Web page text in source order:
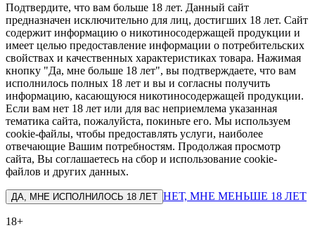
Подтвердите, что вам больше 18 лет. Данный сайт
предназначен исключительно для лиц, достигших 18 лет. Сайт
содержит информацию о никотиносодержащей продукции и
имеет целью предоставление информации о потребительских
свойствах и качественных характеристиках товара. Нажимая
кнопку "Да, мне больше 18 лет", вы подтверждаете, что вам
исполнилось полных 18 лет и вы и согласны получить
информацию, касающуюся никотиносодержащей продукции.
Если вам нет 18 лет или для вас неприемлема указанная
тематика сайта, пожалуйста, покиньте его. Мы используем
cookie-файлы, чтобы предоставлять услуги, наиболее
отвечающие Вашим потребностям. Продолжая просмотр
сайта, Вы соглашаетесь на сбор и использование cookie-
файлов и других данных.
ДА, МНЕ ИСПОЛНИЛОСЬ 18 ЛЕТ НЕТ, МНЕ МЕНЬШЕ 18 ЛЕТ
18+